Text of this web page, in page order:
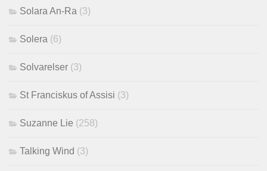
Solara An-Ra (3)
Solera (6)
Solvarelser (3)
St Franciskus of Assisi (3)
Suzanne Lie (258)
Talking Wind (3)